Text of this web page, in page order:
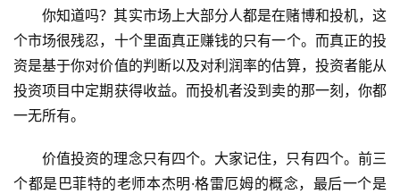
你知道吗？其实市场上大部分人都是在赌博和投机，这
个市场很残忍，十个里面真正赚钱的只有一个。而真正的投
资是基于你对价值的判断以及对利润率的估算，投资者能从
投资项目中定期获得收益。而投机者没到卖的那一刻，你都
一无所有。
价值投资的理念只有四个。大家记住，只有四个。前三
个都是巴菲特的老师本杰明·格雷厄姆的概念，最后一个是